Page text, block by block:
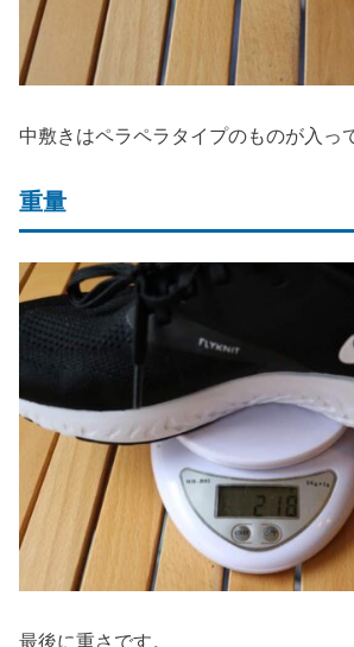
中敷きはペラペラタイプのものが入っ
重量
最後に重さです。